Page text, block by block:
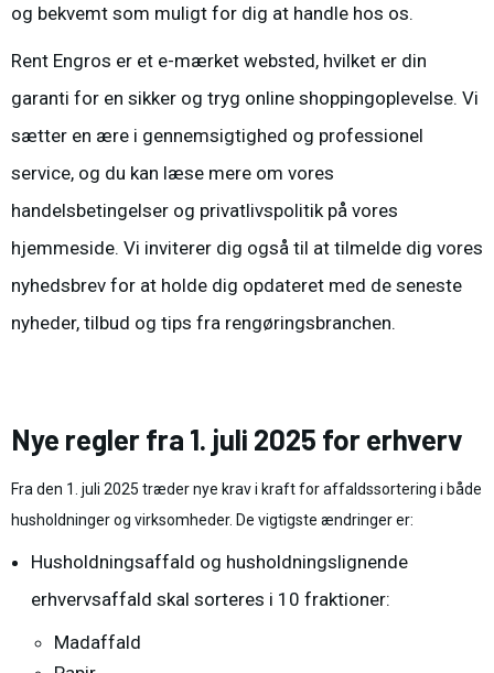
og bekvemt som muligt for dig at handle hos os.
Rent Engros er et e-mærket websted, hvilket er din
garanti for en sikker og tryg online shoppingoplevelse. Vi
sætter en ære i gennemsigtighed og professionel
service, og du kan læse mere om vores
handelsbetingelser og privatlivspolitik på vores
hjemmeside. Vi inviterer dig også til at tilmelde dig vores
nyhedsbrev for at holde dig opdateret med de seneste
nyheder, tilbud og tips fra rengøringsbranchen.
Nye regler fra 1. juli 2025 for erhverv
Fra den 1. juli 2025 træder nye krav i kraft for affaldssortering i både
husholdninger og virksomheder. De vigtigste ændringer er:
Husholdningsaffald og husholdningslignende
erhvervsaffald skal sorteres i 10 fraktioner:
Madaffald